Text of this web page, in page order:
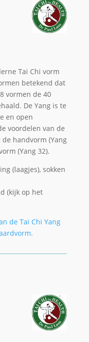
Tai Chi vorm
betekend dat
vormen de 40
De Yang is te
en open
voordelen van de
handvorm (Yang
(Yang 32).
(laagjes), sokken
(kijk op het
de Tai Chi Yang